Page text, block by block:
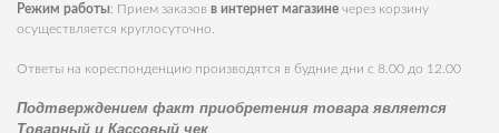
Режим работы: Прием заказов в интернет магазине через корзину
осуществляется круглосуточно.
Ответы на кореспонденцию производятся в будние дни с 8.00 до 12.00
Подтверждением факт приобретения товара является
Товарный и Кассовый чек